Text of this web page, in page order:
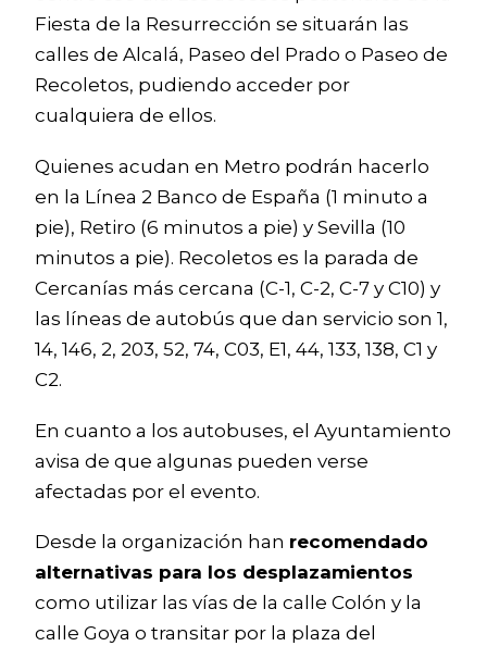
Fiesta de la Resurrección se situarán las
calles de Alcalá, Paseo del Prado o Paseo de
Recoletos, pudiendo acceder por
cualquiera de ellos.
Quienes acudan en Metro podrán hacerlo
en la Línea 2 Banco de España (1 minuto a
pie), Retiro (6 minutos a pie) y Sevilla (10
minutos a pie). Recoletos es la parada de
Cercanías más cercana (C-1, C-2, C-7 y C10) y
las líneas de autobús que dan servicio son 1,
14, 146, 2, 203, 52, 74, C03, E1, 44, 133, 138, C1 y
C2.
En cuanto a los autobuses, el Ayuntamiento
avisa de que algunas pueden verse
afectadas por el evento.
Desde la organización han recomendado
alternativas para los desplazamientos
como utilizar las vías de la calle Colón y la
calle Goya o transitar por la plaza del